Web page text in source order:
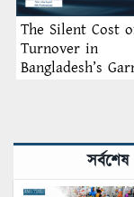
The Silent Cost
Turnover in
Bangladesh’s
সর্বশেষ